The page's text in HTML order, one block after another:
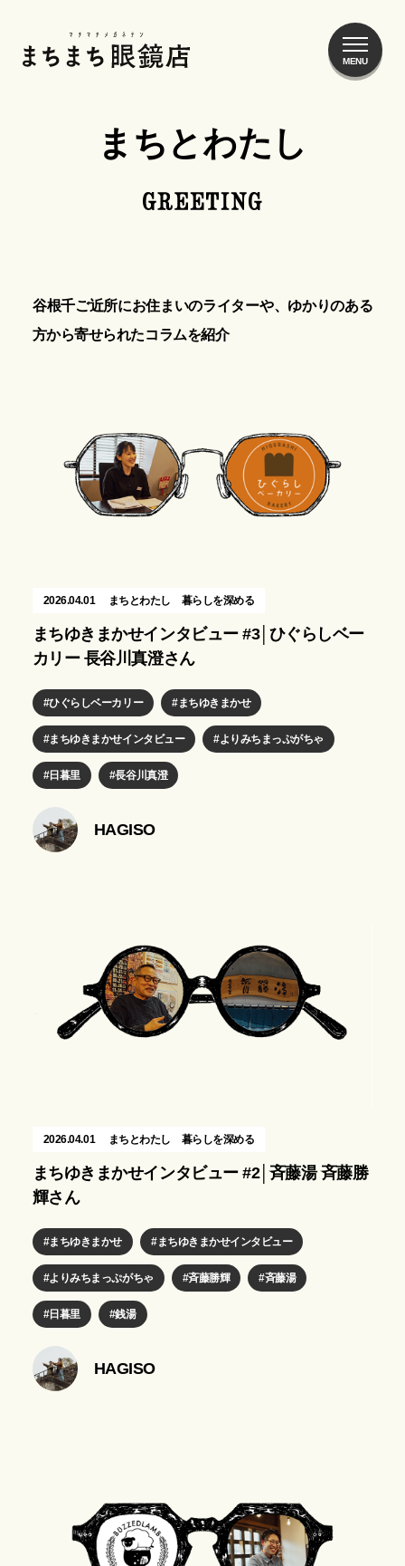
まちとわたし
谷根千ご近所にお住まいのライターや、ゆかりのある
方から寄せられたコラムを紹介
2026.04.01 まちとわたし 暮らしを深める
まちゆきまかせインタビュー #3│ひぐらしベー
カリー 長谷川真澄さん
ひぐらしベーカリー まちゆきまかせ
まちゆきまかせインタビュー よりみちまっぷがちゃ
日暮里 長谷川真澄
HAGISO
2026.04.01 まちとわたし 暮らしを深める
まちゆきまかせインタビュー #2│斉藤湯 斉藤勝
輝さん
まちゆきまかせ まちゆきまかせインタビュー
よりみちまっぷがちゃ 斉藤勝輝 斉藤湯
日暮里 銭湯
HAGISO